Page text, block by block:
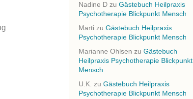
Nadine D zu Gästebuch Heilpraxis
Psychotherapie Blickpunkt Mensch
Marti zu Gästebuch Heilpraxis
Psychotherapie Blickpunkt Mensch
Marianne Ohlsen zu Gästebuch
Heilpraxis Psychotherapie Blickpunkt
Mensch
U.K. zu Gästebuch Heilpraxis
Psychotherapie Blickpunkt Mensch